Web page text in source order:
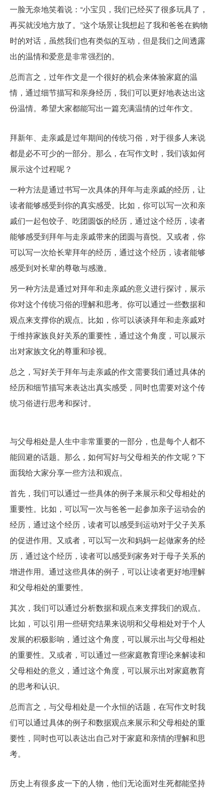
一脸无奈地笑着说：“小宝贝，我们已经买了很多玩具了，
再买就没地方放了。”这个场景让我想起了我和爸爸在购物
时的对话，虽然我们也有类似的互动，但是我们之间透露
出的温情和爱意是非常强烈的。
总而言之，过年作文是一个很好的机会来体验家庭的温
情，通过细节描写和亲身经历，我们可以更好地表达出这
份温情。希望大家都能写出一篇充满温情的过年作文。
拜新年、走亲戚是过年期间的传统习俗，对于很多人来说
都是必不可少的一部分。那么，在写作文时，我们该如何
展示这个过程呢？
一种方法是通过书写一次具体的拜年与走亲戚的经历，让
读者能够感受到你的真实感受。比如，你可以写一次和亲
戚们一起包饺子、吃团圆饭的经历，通过这个经历，读者
能够感受到拜年与走亲戚带来的团圆与喜悦。又或者，你
可以写一次给长辈拜年的经历，通过这个经历，读者能够
感受到对长辈的尊敬与感激。
另一种方法是通过对拜年和走亲戚的意义进行探讨，展示
你对这个传统习俗的理解和思考。你可以通过一些数据和
观点来支撑你的观点。比如，你可以谈谈拜年和走亲戚对
于维持家族良好关系的重要性，通过这个角度，可以展示
出对家族文化的尊重和珍视。
总之，写好关于拜年与走亲戚的作文需要我们通过具体的
经历和细节描写来表达出真实感受，同时也需要对这个传
统习俗进行思考和探讨。
与父母相处是人生中非常重要的一部分，也是每个人都不
能回避的话题。那么，如何写好与父母相关的作文呢？下
面我给大家分享一些方法和观点。
首先，我们可以通过一些具体的例子来展示和父母相处的
重要性。比如，可以写一次与爸爸一起参加亲子运动会的
经历，通过这个经历，读者可以感受到运动对于父子关系
的促进作用。又或者，可以写一次和妈妈一起做家务的经
历，通过这个经历，读者可以感受到家务对于母子关系的
增进作用。通过这些具体的例子，可以让读者更好地理解
和父母相处的重要性。
其次，我们可以通过分析数据和观点来支撑我们的观点。
比如，可以引用一些研究结果来说明和父母相处对于个人
发展的积极影响，通过这个角度，可以展示出与父母相处
的重要性。又或者，可以通过一些家庭教育理论来解读和
父母相处的意义，通过这个角度，可以展示出对家庭教育
的思考和认识。
总而言之，与父母相处是一个永恒的话题，在写作文时我
们可以通过具体的例子和数据观点来展示和父母相处的重
要性，同时也可以表达出自己对于家庭和亲情的理解和思
考。
历史上有很多皮一下的人物，他们无论面对生死都能坚持